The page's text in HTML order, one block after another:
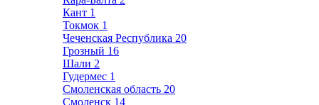
Кант 1
Токмок 1
Чеченская Республика 20
Грозный 16
Шали 2
Гудермес 1
Смоленская область 20
Смоленск 14